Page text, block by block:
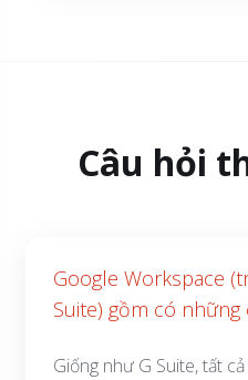
Câu hỏi
Google Workspace
Suite) gồm có những
Giống như G Suite, tất